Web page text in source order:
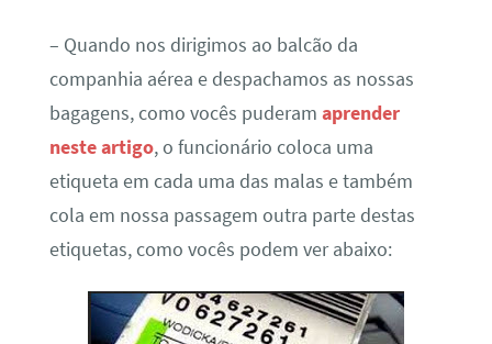
– Quando nos dirigimos ao balcão da
companhia aérea e despachamos as nossas
bagagens, como vocês puderam aprender
neste artigo, o funcionário coloca uma
etiqueta em cada uma das malas e também
cola em nossa passagem outra parte destas
etiquetas, como vocês podem ver abaixo: